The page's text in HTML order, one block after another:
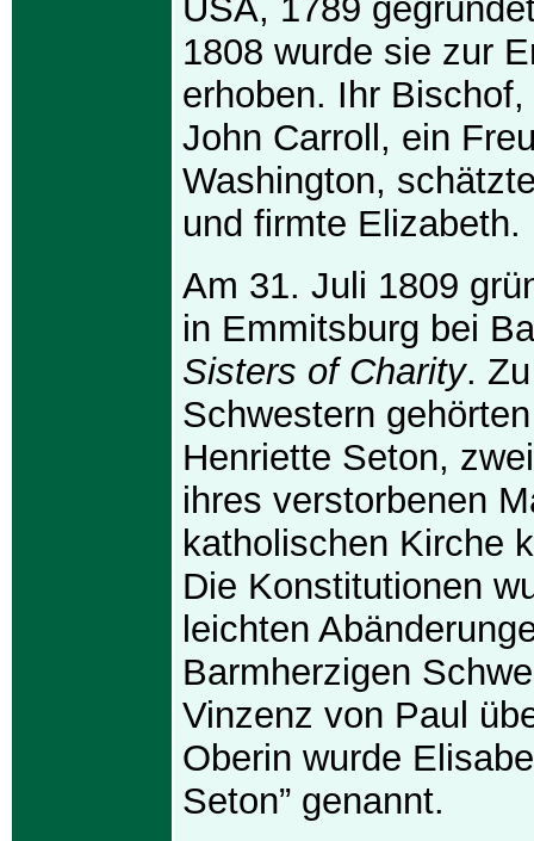
USA, 1789
1808 wurde sie zur
erhoben. Ihr
John Carroll, ein
Washington,
und firmte Elizabeth.
Am 31. Juli 1809
in Emmitsburg bei
Sisters of Charity.
Schwestern
Henriette Seton,
ihres verstorbenen
katholischen Kirche
Die Konstitutionen
leichten
Barmherzigen
Vinzenz von Paul
Oberin wurde
Seton” genannt.